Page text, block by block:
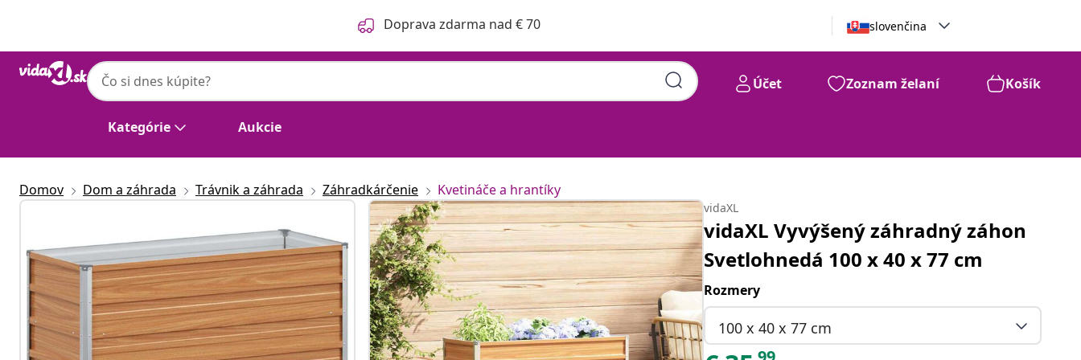
Doprava zdarma nad € 70 slovenčina
Kategórie Aukcie
Účet Zoznam želaní Košík
Domov Dom a záhrada Trávnik a záhrada Záhradkárčenie Kvetináče a hrantíky
vidaXL
vidaXL Vyvýšený záhradný záhon
Svetlohnedá 100 x 40 x 77 cm
Rozmery
100 x 40 x 77 cm